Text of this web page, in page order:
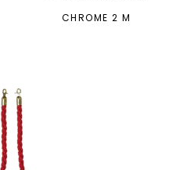
CHROME 2 M